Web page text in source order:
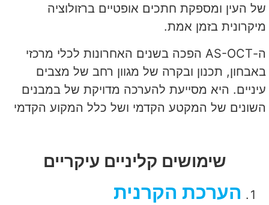
של העין ומספקת חתכים אופטיים ברזולוציה
מיקרונית בזמן אמת.
ה-AS-OCT הפכה בשנים האחרונות לכלי מרכזי
באבחון, תכנון ובקרה של מגוון רחב של מצבים
עיניים. היא מסייעת להערכה מדויקת של במבנים
השונים של המקטע הקדמי ושל כלל המקוע הקדמי
שימושים קליניים עיקריים
הערכת הקרנית